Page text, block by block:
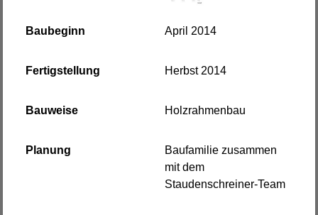
Baubeginn April 2014
Fertigstellung Herbst 2014
Bauweise Holzrahmenbau
Planung
Baufamilie zusammen
mit dem
Staudenschreiner-Team